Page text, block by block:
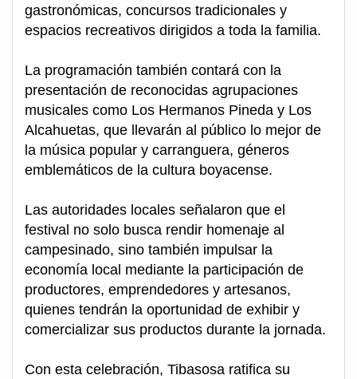
gastronómicas, concursos tradicionales y
espacios recreativos dirigidos a toda la familia.
La programación también contará con la
presentación de reconocidas agrupaciones
musicales como Los Hermanos Pineda y Los
Alcahuetas, que llevarán al público lo mejor de
la música popular y carranguera, géneros
emblemáticos de la cultura boyacense.
Las autoridades locales señalaron que el
festival no solo busca rendir homenaje al
campesinado, sino también impulsar la
economía local mediante la participación de
productores, emprendedores y artesanos,
quienes tendrán la oportunidad de exhibir y
comercializar sus productos durante la jornada.
Con esta celebración, Tibasosa ratifica su